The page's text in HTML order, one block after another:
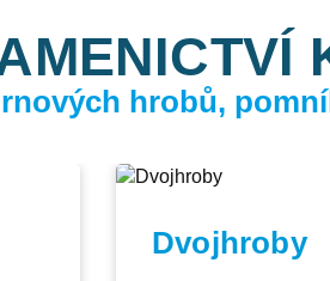
hrobů,
Dvojhroby